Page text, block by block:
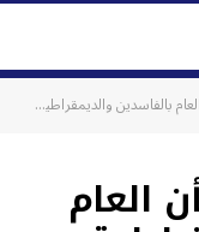
غائبة عن الواقع السياسي – اليوم 24
العام